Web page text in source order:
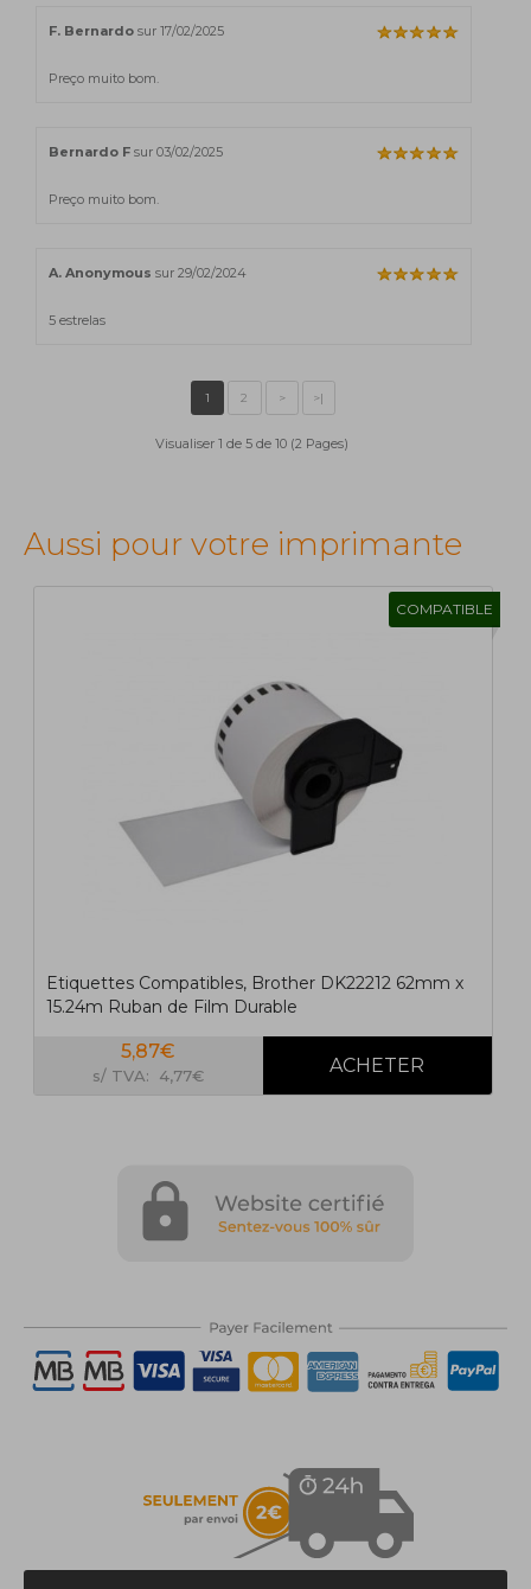
F. Bernardo sur 17/02/2025
Preço muito bom.
Bernardo F sur 03/02/2025
Preço muito bom.
A. Anonymous sur 29/02/2024
5 estrelas
2 >
Visualiser 1 de 5 de 10 (2 Pages)
Aussi pour votre imprimante
COMPATIBLE
Etiquettes Compatibles, Brother DK22212 62mm x
15.24m Ruban de Film Durable
5,87€
s/ TVA: 4,77€